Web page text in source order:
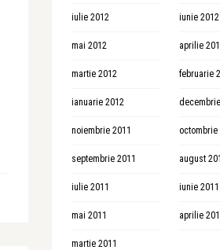
iulie 2012 iunie 2012
mai 2012 aprilie
martie 2012 februarie
ianuarie 2012
noiembrie 2011 octombrie
septembrie 2011 august
iulie 2011 iunie 2011
mai 2011 aprilie
martie 2011